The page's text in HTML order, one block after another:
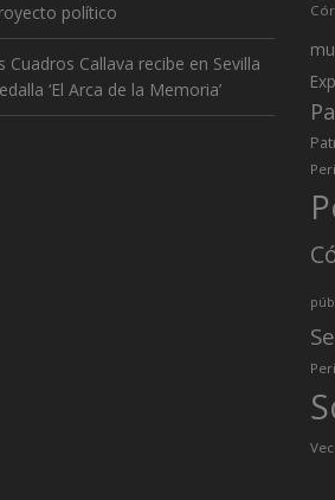
político
Cuadros Callava recibe en Sevilla
‘El Arca de la Memoria’